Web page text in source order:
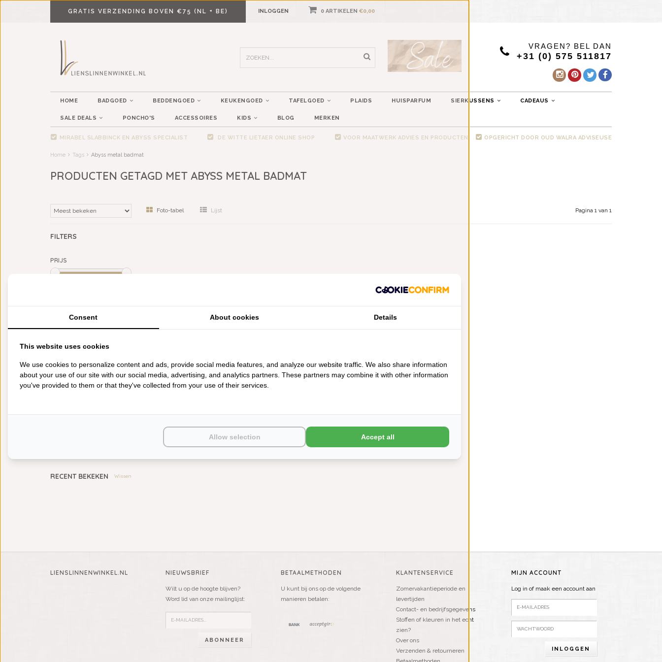
GRATIS VERZENDING BOVEN €75 (NL + BE) INLOGGEN 0 ARTIKELEN €0,00
VRAGEN? BEL DAN
+31 (0) 575 511817
HOME BADGOED BEDDENGOED KEUKENGOED TAFELGOED PLAIDS HUISPARFUM SIERKUSSENS CADEAUS
SALE DEALS PONCHO'S ACCESSOIRES KIDS BLOG MERKEN
MIRABEL SLABBINCK EN ABYSS SPECIALIST DE WITTE LIETAER ONLINE SHOP VOOR MAATWERK ADVIES EN PRODUCTEN OPGERICHT DOOR OUD WALRA ADVISEUSE
Home Tags Abyss metal badmat
PRODUCTEN GETAGD MET ABYSS METAL BADMAT
Foto-tabel Lijst Pagina 1 van 1
FILTERS
PRIJS
BADGOED
KEUKENGOED
PLAIDS
HUISPARFUM
SIERKUSSENS
RECENT BEKEKEN Wissen
LIENSLINNENWINKEL.NL NIEUWSBRIEF
Wilt u op de hoogte blijven?
Word lid van onze mailinglijst:
ABONNEER
BETAALMETHODEN
U kunt bij ons op de volgende
manieren betalen:
KLANTENSERVICE
Zomervakantieperiode en
levertijden
Contact- en bedrijfsgegevens
Stoffen of kleuren in het echt
zien?
Over ons
Verzenden & retourneren
MIJN ACCOUNT
Log in of maak een account aan
INLOGGEN
Consent About cookies Details
This website uses cookies
We use cookies to personalize content and ads, provide social media features, and analyze our website traffic. We also share information
about your use of our site with our social media, advertising, and analytics partners. These partners may combine it with other information
you've provided to them or that they've collected from your use of their services.
Allow selection Accept all